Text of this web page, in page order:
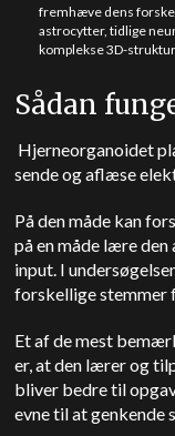
fremhæve dens
astrocytter, tidlige
komplekse 3D-
Sådan
Hjerneorganoidet
sende og aflæse
På den måde kan
på en måde lære
input. I
forskellige stemmer
Et af de mest
er, at den lærer og
bliver bedre til
evne til at genkende